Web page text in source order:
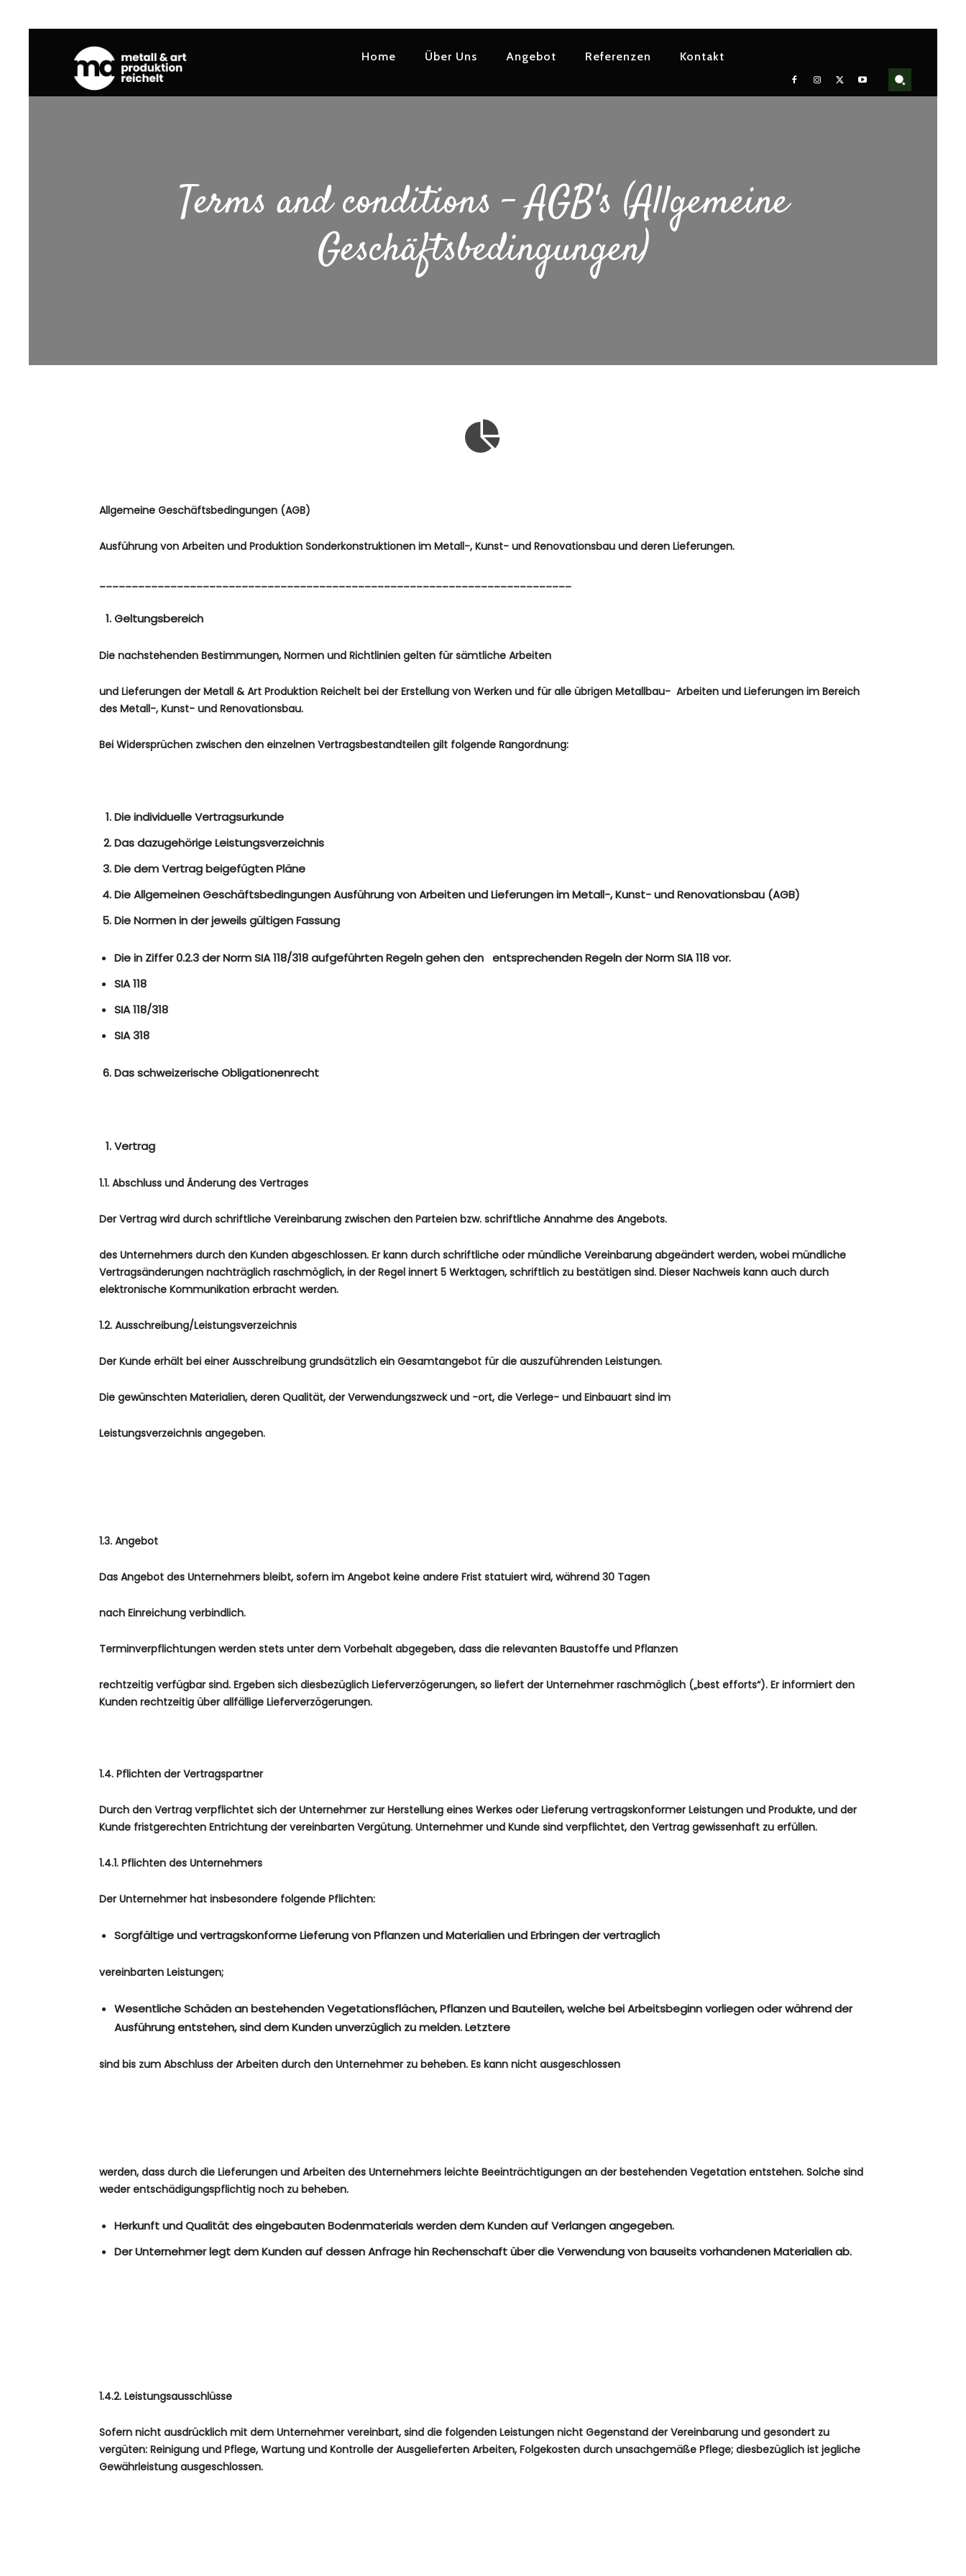
Home Über Uns Angebot Referenzen Kontakt
Terms and conditions - AGB's (Allgemeine
Geschäftsbedingungen)
Allgemeine Geschäftsbedingungen (AGB)
Ausführung von Arbeiten und Produktion Sonderkonstruktionen im Metall-, Kunst- und Renovationsbau und deren Lieferungen.
_________________________________________________________________________
Geltungsbereich
Die nachstehenden Bestimmungen, Normen und Richtlinien gelten für sämtliche Arbeiten
und Lieferungen der Metall & Art Produktion Reichelt bei der Erstellung von Werken und für alle übrigen Metallbau- Arbeiten und Lieferungen im Bereich
des Metall-, Kunst- und Renovationsbau.
Bei Widersprüchen zwischen den einzelnen Vertragsbestandteilen gilt folgende Rangordnung:
Die individuelle Vertragsurkunde
Das dazugehörige Leistungsverzeichnis
Die dem Vertrag beigefügten Pläne
Die Allgemeinen Geschäftsbedingungen Ausführung von Arbeiten und Lieferungen im Metall-, Kunst- und Renovationsbau (AGB)
Die Normen in der jeweils gültigen Fassung
Die in Ziffer 0.2.3 der Norm SIA 118/318 aufgeführten Regeln gehen den entsprechenden Regeln der Norm SIA 118 vor.
SIA 118
SIA 118/318
SIA 318
Das schweizerische Obligationenrecht
Vertrag
1.1. Abschluss und Änderung des Vertrages
Der Vertrag wird durch schriftliche Vereinbarung zwischen den Parteien bzw. schriftliche Annahme des Angebots.
des Unternehmers durch den Kunden abgeschlossen. Er kann durch schriftliche oder mündliche Vereinbarung abgeändert werden, wobei mündliche
Vertragsänderungen nachträglich raschmöglich, in der Regel innert 5 Werktagen, schriftlich zu bestätigen sind. Dieser Nachweis kann auch durch
elektronische Kommunikation erbracht werden.
1.2. Ausschreibung/Leistungsverzeichnis
Der Kunde erhält bei einer Ausschreibung grundsätzlich ein Gesamtangebot für die auszuführenden Leistungen.
Die gewünschten Materialien, deren Qualität, der Verwendungszweck und -ort, die Verlege- und Einbauart sind im
Leistungsverzeichnis angegeben.
1.3. Angebot
Das Angebot des Unternehmers bleibt, sofern im Angebot keine andere Frist statuiert wird, während 30 Tagen
nach Einreichung verbindlich.
Terminverpflichtungen werden stets unter dem Vorbehalt abgegeben, dass die relevanten Baustoffe und Pflanzen
rechtzeitig verfügbar sind. Ergeben sich diesbezüglich Lieferverzögerungen, so liefert der Unternehmer raschmöglich („best efforts“). Er informiert den
Kunden rechtzeitig über allfällige Lieferverzögerungen.
1.4. Pflichten der Vertragspartner
Durch den Vertrag verpflichtet sich der Unternehmer zur Herstellung eines Werkes oder Lieferung vertragskonformer Leistungen und Produkte, und der
Kunde fristgerechten Entrichtung der vereinbarten Vergütung. Unternehmer und Kunde sind verpflichtet, den Vertrag gewissenhaft zu erfüllen.
1.4.1. Pflichten des Unternehmers
Der Unternehmer hat insbesondere folgende Pflichten:
Sorgfältige und vertragskonforme Lieferung von Pflanzen und Materialien und Erbringen der vertraglich
vereinbarten Leistungen;
Wesentliche Schäden an bestehenden Vegetationsflächen, Pflanzen und Bauteilen, welche bei Arbeitsbeginn vorliegen oder während der
Ausführung entstehen, sind dem Kunden unverzüglich zu melden. Letztere
sind bis zum Abschluss der Arbeiten durch den Unternehmer zu beheben. Es kann nicht ausgeschlossen
werden, dass durch die Lieferungen und Arbeiten des Unternehmers leichte Beeinträchtigungen an der bestehenden Vegetation entstehen. Solche sind
weder entschädigungspflichtig noch zu beheben.
Herkunft und Qualität des eingebauten Bodenmaterials werden dem Kunden auf Verlangen angegeben.
Der Unternehmer legt dem Kunden auf dessen Anfrage hin Rechenschaft über die Verwendung von bauseits vorhandenen Materialien ab.
1.4.2. Leistungsausschlüsse
Sofern nicht ausdrücklich mit dem Unternehmer vereinbart, sind die folgenden Leistungen nicht Gegenstand der Vereinbarung und gesondert zu
vergüten: Reinigung und Pflege, Wartung und Kontrolle der Ausgelieferten Arbeiten, Folgekosten durch unsachgemäße Pflege; diesbezüglich ist jegliche
Gewährleistung ausgeschlossen.